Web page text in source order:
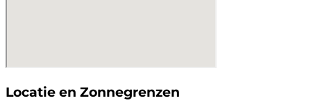
Locatie en Zonnegrenzen